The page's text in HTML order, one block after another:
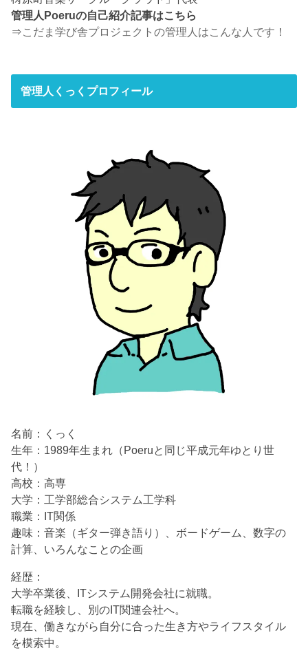
管理人Poeruの自己紹介記事はこちら
⇒こだま学び舎プロジェクトの管理人はこんな人です！
管理人くっくプロフィール
名前：くっく
生年：1989年生まれ（Poeruと同じ平成元年ゆとり世
代！）
高校：高専
大学：工学部総合システム工学科
職業：IT関係
趣味：音楽（ギター弾き語り）、ボードゲーム、数字の
計算、いろんなことの企画
経歴：
大学卒業後、ITシステム開発会社に就職。
転職を経験し、別のIT関連会社へ。
現在、働きながら自分に合った生き方やライフスタイル
を模索中。